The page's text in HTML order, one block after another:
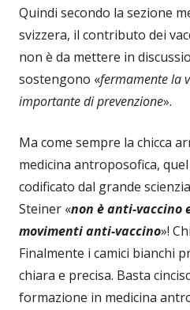
Quindi secondo la sezione
svizzera, il contributo dei
non è da mettere in
sostengono «fermamente la
importante di prevenzione».
Ma come sempre la chicca
medicina antroposofica,
codificato dal grande
Steiner «non è anti-vaccino
movimenti anti-vaccino»!
Finalmente i camici bianchi
chiara e precisa. Basta
formazione in medicina